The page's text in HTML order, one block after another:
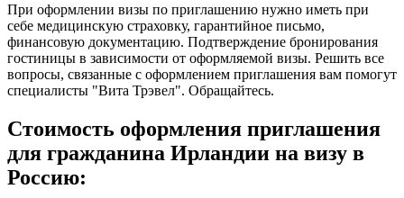
При оформлении визы по приглашению нужно иметь при
себе медицинскую страховку, гарантийное письмо,
финансовую документацию. Подтверждение бронирования
гостиницы в зависимости от оформляемой визы. Решить все
вопросы, связанные с оформлением приглашения вам помогут
специалисты "Вита Трэвел". Обращайтесь.
Стоимость оформления приглашения
для гражданина Ирландии на визу в
Россию: